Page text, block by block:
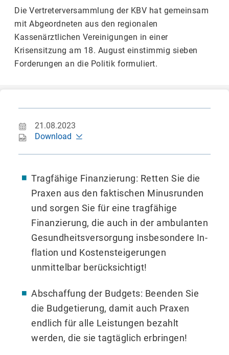
Die Vertreterversammlung der KBV hat gemeinsam
mit Abgeordneten aus den regionalen
Kassenärztlichen Vereinigungen in einer
Krisensitzung am 18. August einstimmig sieben
Forderungen an die Politik formuliert.
21.08.2023
Download
Tragfähige Finanzierung: Retten Sie die
Praxen aus den faktischen Minusrunden
und sorgen Sie für eine tragfähige
Finanzierung, die auch in der ambulanten
Gesundheitsversorgung insbesondere In­
flation und Kostensteigerungen
unmittelbar berücksichtigt!
Abschaffung der Budgets: Beenden Sie
die Budgetierung, damit auch Praxen
endlich für alle Leis­tungen bezahlt
werden, die sie tagtäglich erbringen!